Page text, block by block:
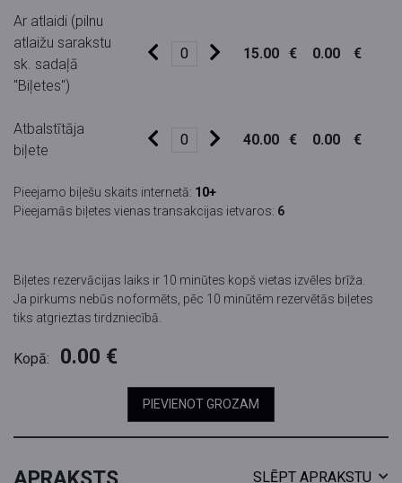
Ar atlaidi (pilnu
atlaižu sarakstu
sk. sadaļā
"Biļetes")
15.00 € 0.00 €
Atbalstītāja
biļete
40.00 € 0.00 €
Pieejamo biļešu skaits internetā: 10+
Pieejamās biļetes vienas transakcijas ietvaros: 6
Biļetes rezervācijas laiks ir 10 minūtes kopš vietas izvēles brīža.
Ja pirkums nebūs noformēts, pēc 10 minūtēm rezervētās biļetes
tiks atgrieztas tirdzniecībā.
Kopā: 0.00 €
PIEVIENOT GROZAM
SLĒPT APRAKSTU